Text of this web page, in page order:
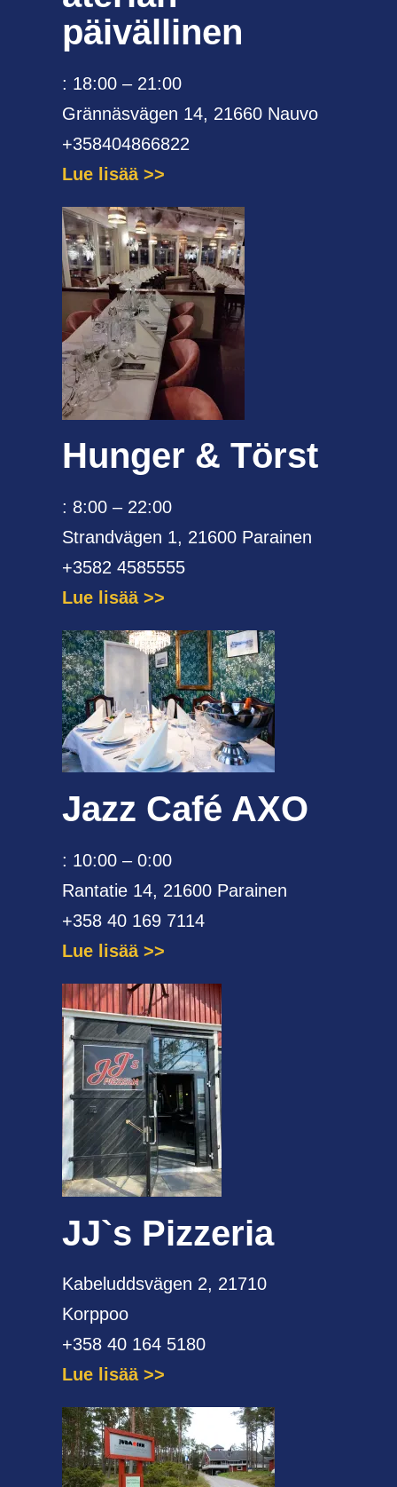
päivällinen
: 18:00 – 21:00
Grännäsvägen 14, 21660 Nauvo
+358404866822
Lue lisää
Hunger & Törst
: 8:00 – 22:00
Strandvägen 1, 21600 Parainen
+3582 4585555
Lue lisää
Jazz Café AXO
: 10:00 – 0:00
Rantatie 14, 21600 Parainen
+358 40 169 7114
Lue lisää
JJ`s Pizzeria
Kabeluddsvägen 2, 21710
Korppoo
+358 40 164 5180
Lue lisää